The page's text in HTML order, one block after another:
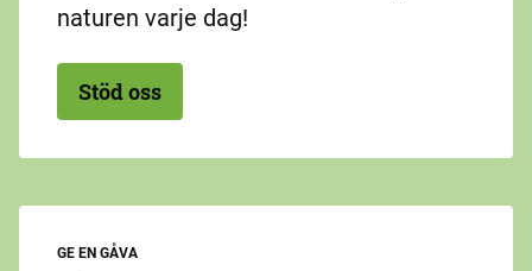
naturen varje dag!
Stöd oss
GE EN GÅVA